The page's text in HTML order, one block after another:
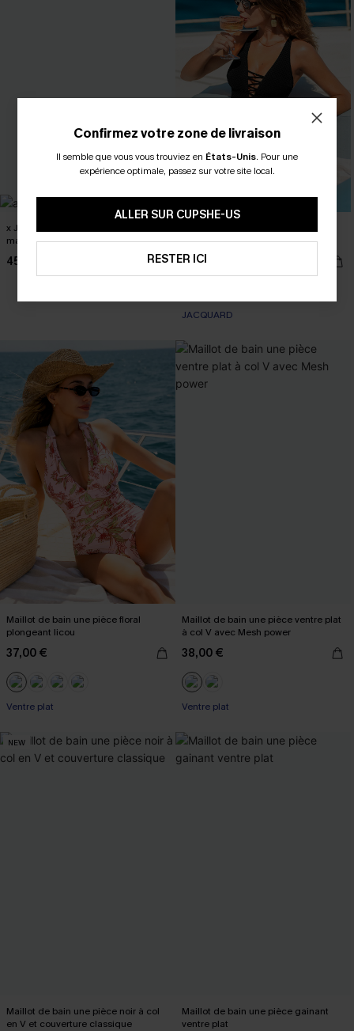
x JOJO maillot une pièce col rond
maintien léger
45,00 €
plongeant et dos croisé
42,00 €
JACQUARD
Maillot de bain une pièce floral
plongeant licou
37,00 €
Ventre plat
Maillot de bain une pièce ventre plat
à col V avec Mesh power
38,00 €
Ventre plat
NEW
Maillot de bain une pièce noir à col
en V et couverture classique
Maillot de bain une pièce gainant
ventre plat
Confirmez votre zone de livraison
Il semble que vous vous trouviez en États-Unis. Pour une
expérience optimale, passez sur votre site local.
ALLER SUR CUPSHE-US
RESTER ICI